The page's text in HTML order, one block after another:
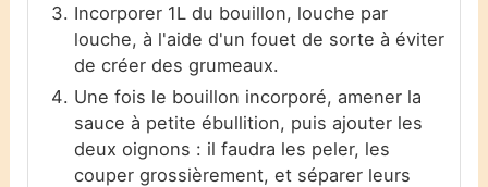
Incorporer 1L du bouillon, louche par
louche, à l'aide d'un fouet de sorte à éviter
de créer des grumeaux.
Une fois le bouillon incorporé, amener la
sauce à petite ébullition, puis ajouter les
deux oignons : il faudra les peler, les
couper grossièrement, et séparer leurs